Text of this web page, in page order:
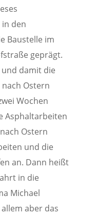
den
Baustelle im
geprägt.
damit die
Ostern
Wochen
Asphaltarbeiten
Ostern
und die
an. Dann heißt
in die
Michael
aber das